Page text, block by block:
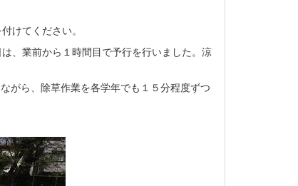
けてください。
、業前から１時間目で予行を行いました。涼
がら、除草作業を各学年でも１５分程度ずつ